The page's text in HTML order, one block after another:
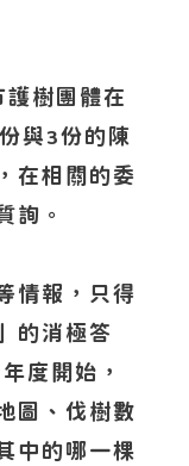
護樹團體在
份與3份的陳
在相關的委
詢。
情報，只得
的消極答
年度開始，
圖、伐樹數
中的哪一棵